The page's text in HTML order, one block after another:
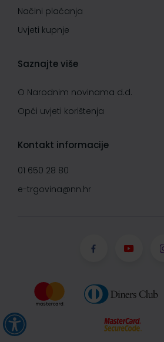
Načini plaćanja
Uvjeti kupnje
Saznajte više
O Narodnim novinama d.d.
Opći uvjeti korištenja
Kontakt informacije
01 650 28 80
e-trgovina@nn.hr